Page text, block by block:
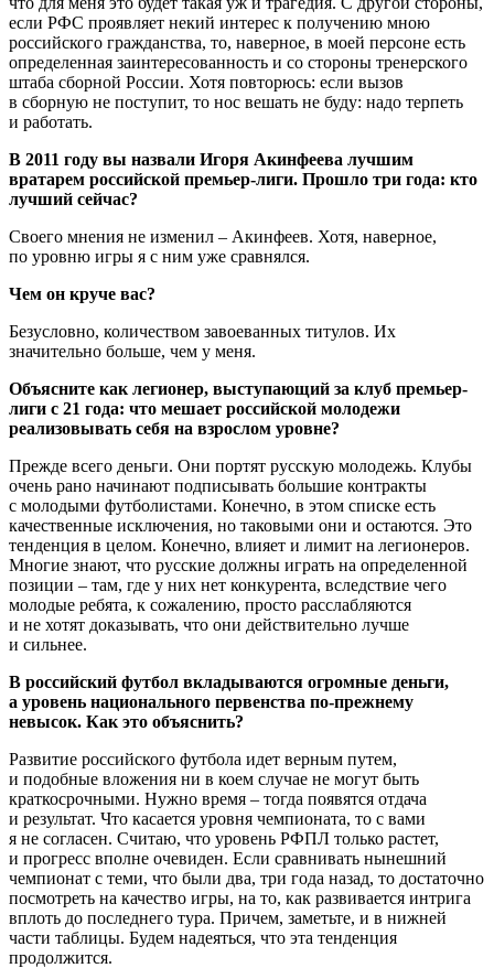
если РФС проявляет некий интерес к получению мною
российского гражданства, то, наверное, в моей персоне есть
определенная заинтересованность и со стороны тренерского
штаба сборной России. Хотя повторюсь: если вызов
в сборную не поступит, то нос вешать не буду: надо терпеть
и работать.
В 2011 году вы назвали Игоря Акинфеева лучшим
вратарем российской премьер-лиги. Прошло три года: кто
лучший сейчас?
Своего мнения не изменил – Акинфеев. Хотя, наверное,
по уровню игры я с ним уже сравнялся.
Чем он круче вас?
Безусловно, количеством завоеванных титулов. Их
значительно больше, чем у меня.
Объясните как легионер, выступающий за клуб премьер-
лиги с 21 года: что мешает российской молодежи
реализовывать себя на взрослом уровне?
Прежде всего деньги. Они портят русскую молодежь. Клубы
очень рано начинаю­т подписывать большие контракты
с молодыми футболистами. Конечно, в этом списке есть
качественные исключения, но таковыми они и остаются. Это
тенденция в целом. Конечно, влияет и лимит на легионеров.
Многие знают, что русские должны играть на определенной
позиции – там, где у них нет конкурента, вследствие чего
молодые ребята, к сожалению, просто расслабляются
и не хотят доказывать, что они действительно лучше
и сильнее.
В российский футбол вкладываются огромные деньги,
а уровень национального первенства по-прежнему
невысок. Как это объяснить?
Развитие российского футбола идет верным путем,
и подобные вложения ни в коем случае не могут быть
краткосрочными. Нужно время – тогда появятся отдача
и результат. Что касается уровня чемпионата, то с вами
я не согласен. Считаю, что уровень РФПЛ только растет,
и прогресс вполне очевиден. Если сравнивать нынешний
чемпионат с теми, что были два, три года назад, то достаточно
посмотреть на качество игры, на то, как развивается интрига
вплоть до последнего тура. Причем, заметьте, и в нижней
части таблицы. Будем надеяться, что эта тенденция
продолжится.